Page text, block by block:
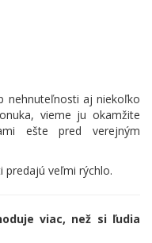
nehnuteľnosti aj niekoľko
vieme ju okamžite
ešte pred verejným
predajú veľmi rýchlo.
viac, než si ľudia